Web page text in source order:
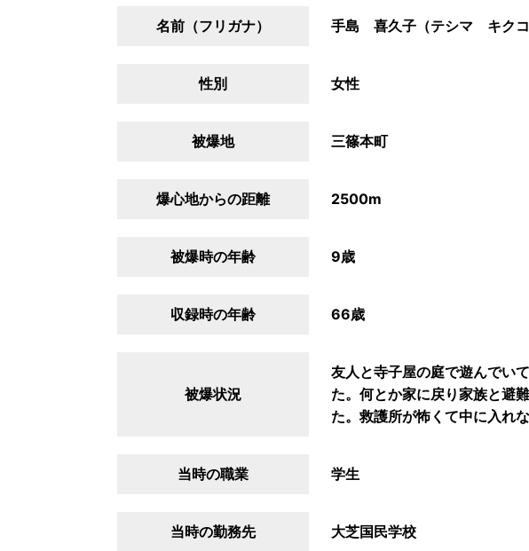
名前（フリガナ） 手島 喜久子（テシマ キクコ
性別 女性
被爆地 三篠本町
爆心地からの距離 2500m
被爆時の年齢 9歳
収録時の年齢 66歳
被爆状況
友人と寺子屋の庭で遊んでい
た。何とか家に戻り家族と避
た。救護所が怖くて中に入れ
当時の職業 学生
当時の勤務先 大芝国民学校